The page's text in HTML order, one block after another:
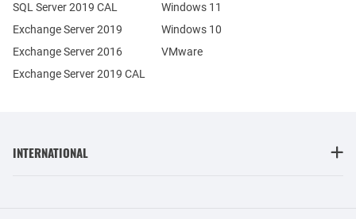
Exchange Server 2019
Exchange Server 2016
SQL Server 2019 CAL
Exchange Server 2019 CAL
Windows 11
Windows 10
VMware
INTERNATIONAL